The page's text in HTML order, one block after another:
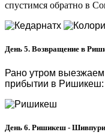
спустимся обратно в
День 5. Возвращение в
Рано утром
прибытии в Ришикеш:
День 6. Ришикеш -